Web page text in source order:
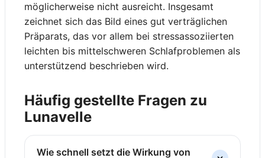
möglicherweise nicht ausreicht. Insgesamt
zeichnet sich das Bild eines gut verträglichen
Präparats, das vor allem bei stressassoziierten
leichten bis mittelschweren Schlafproblemen als
unterstützend beschrieben wird.
Häufig gestellte Fragen zu
Lunavelle
Wie schnell setzt die Wirkung von